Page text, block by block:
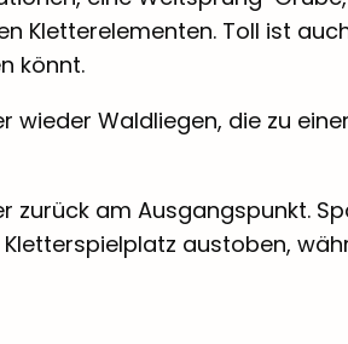
Kletterelementen. Toll ist
könnt.
wieder Waldliegen, die zu
zurück am Ausgangspunkt.
austoben,